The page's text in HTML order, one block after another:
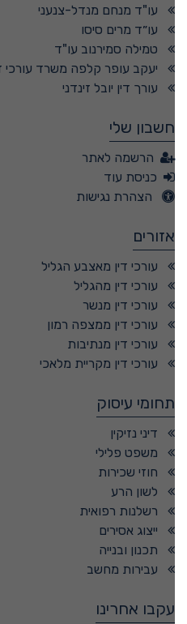
עו"ד מנחם מנדל-צנעני
עו״ד מרים סיסו
טמילה סמירנוב עו"ד
יעקב עופר קלפה משרד עורכי דין
עורך דין יובל זינדני
חשבון שלי
הרשמה לאתר
כניסת עוד
הצהרת נגישות
אזורים
עורכי דין מאצבע הגליל
עורכי דין מהגליל
עורכי דין מנשר
עורכי דין ממצפה רמון
עורכי דין מנתיבות
עורכי דין מקריית מלאכי
תחומי עיסוק
דיני נזיקין
משפט פלילי
חוזי שכירות
לשון הרע
רשלנות רפואית
ייצוג אסירים
תכנון ובנייה
עבירות מחשב
עקבו אחרינו